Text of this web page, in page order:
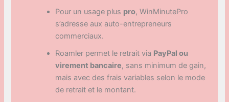
Pour un usage plus pro, WinMinutePro
s’adresse aux auto-entrepreneurs
commerciaux.
Roamler permet le retrait via PayPal ou
virement bancaire, sans minimum de gain,
mais avec des frais variables selon le mode
de retrait et le montant.